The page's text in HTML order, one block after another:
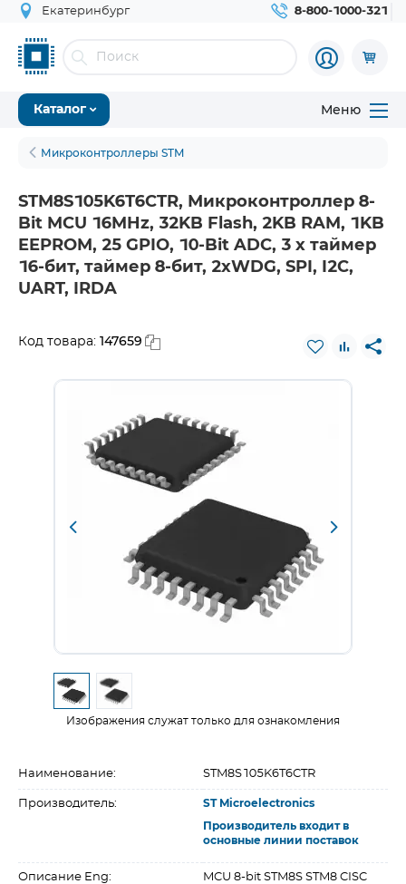
Екатеринбург 8-800-1000-321
Каталог Меню
Микроконтроллеры STM
STM8S105K6T6CTR, Микроконтроллер 8-
Bit MCU 16MHz, 32KB Flash, 2KB RAM, 1KB
EEPROM, 25 GPIO, 10-Bit ADC, 3 х таймер
16-бит, таймер 8-бит, 2хWDG, SPI, I2C,
UART, IRDA
Код товара: 147659
Изображения служат только для ознакомления
Наименование: STM8S105K6T6CTR
Производитель: ST Microelectronics
Производитель входит в
основные линии поставок
Описание Eng:
MCU 8-bit STM8S STM8 CISC